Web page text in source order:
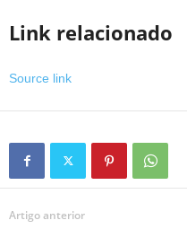
Link relacionado
Source link
Artigo anterior